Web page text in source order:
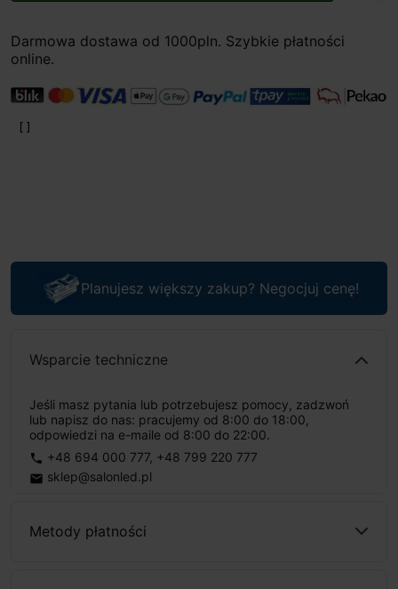
Darmowa dostawa od 1000pln. Szybkie płatności
online.
Planujesz większy zakup? Negocjuj cenę!
Wsparcie techniczne
Jeśli masz pytania lub potrzebujesz pomocy, zadzwoń
lub napisz do nas: pracujemy od 8:00 do 18:00,
odpowiedzi na e-maile od 8:00 do 22:00.
phone +48 694 000 777, +48 799 220 777
email sklep@salonled.pl
Metody płatności